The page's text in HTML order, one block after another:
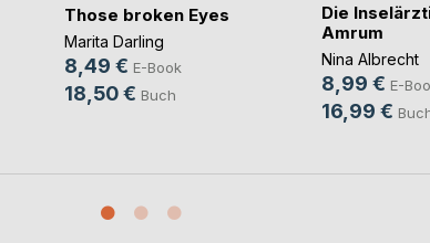
Those broken Eyes
Marita Darling
8,49 € E-Book
18,50 € Buch
Die
Amrum
Nina Albrecht
8,99 € E-
16,99 €